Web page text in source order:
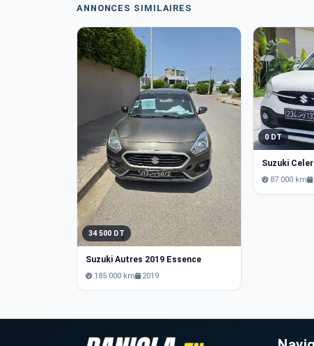
ANNONCES SIMILAIRES
34 500 DT
Suzuki Autres 2019 Essence
185 000 km 2019
0 DT
87 000 km